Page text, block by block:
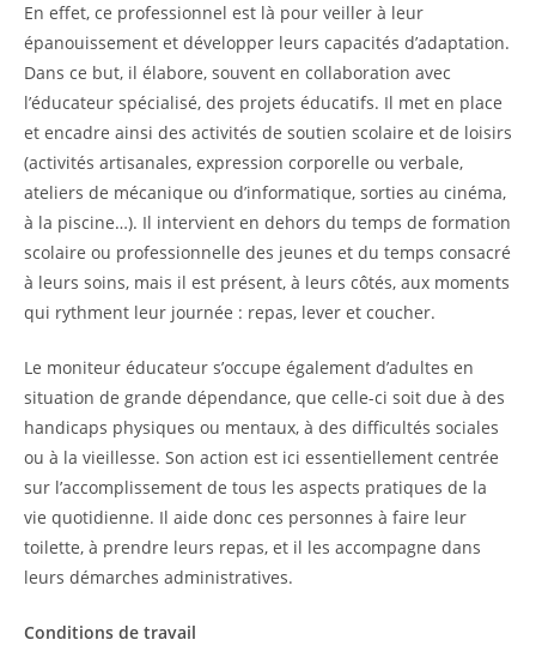
En effet, ce professionnel est là pour veiller à leur
épanouissement et développer leurs capacités d’adaptation.
Dans ce but, il élabore, souvent en collaboration avec
l’éducateur spécialisé, des projets éducatifs. Il met en place
et encadre ainsi des activités de soutien scolaire et de loisirs
(activités artisanales, expression corporelle ou verbale,
ateliers de mécanique ou d’informatique, sorties au cinéma,
à la piscine…). Il intervient en dehors du temps de formation
scolaire ou professionnelle des jeunes et du temps consacré
à leurs soins, mais il est présent, à leurs côtés, aux moments
qui rythment leur journée : repas, lever et coucher.
Le moniteur éducateur s’occupe également d’adultes en
situation de grande dépendance, que celle-ci soit due à des
handicaps physiques ou mentaux, à des difficultés sociales
ou à la vieillesse. Son action est ici essentiellement centrée
sur l’accomplissement de tous les aspects pratiques de la
vie quotidienne. Il aide donc ces personnes à faire leur
toilette, à prendre leurs repas, et il les accompagne dans
leurs démarches administratives.
Conditions de travail